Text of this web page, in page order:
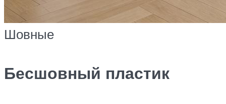
Шовные
Бесшовный пластик